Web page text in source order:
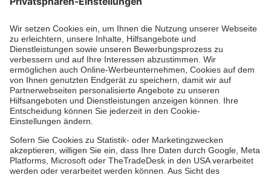
Die Johanniter GmbH führt das Spendenzertifikat
des Deutschen Spendenrats e.V.
Dienste & Leistungen